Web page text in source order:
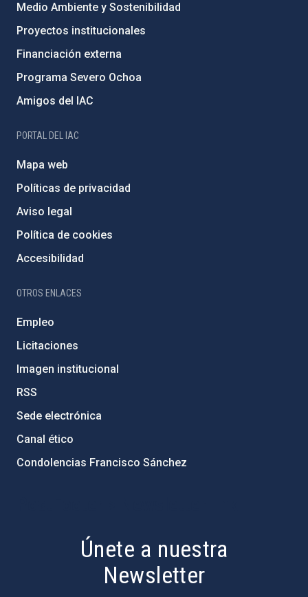
Medio Ambiente y Sostenibilidad
Proyectos institucionales
Financiación externa
Programa Severo Ochoa
Amigos del IAC
PORTAL DEL IAC
Mapa web
Políticas de privacidad
Aviso legal
Política de cookies
Accesibilidad
OTROS ENLACES
Empleo
Licitaciones
Imagen institucional
RSS
Sede electrónica
Canal ético
Condolencias Francisco Sánchez
Únete a nuestra
Newsletter